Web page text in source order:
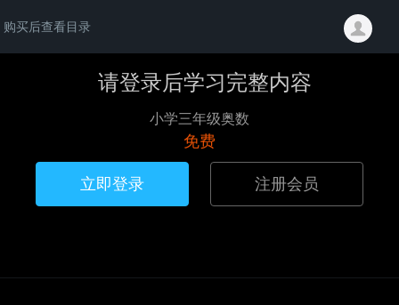
购买后查看目录
请登录后学习完整内容
小学三年级奥数
免费
立即登录 注册会员